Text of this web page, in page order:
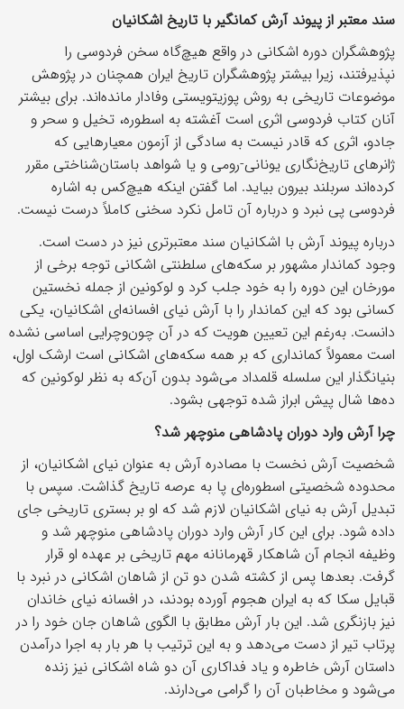
سند معتبر از پیوند آرش کمانگیر با تاریخ اشکانیان
پژوهشگران دوره اشکانی در واقع هیچ‌گاه سخن فردوسی را
نپذیرفتند، زیرا بیشتر پژوهشگران تاریخ ایران همچنان در پژوهش
موضوعات تاریخی به روش پوزیتویستی وفادار مانده‌اند. برای بیشتر
آنان کتاب فردوسی اثری است آغشته به اسطوره، تخیل و سحر و
جادو، اثری که قادر نیست به سادگی از آزمون معیارهایی که
ژانرهای تاریخ‌نگاری یونانی-رومی و یا شواهد باستان‌شناختی مقرر
کرده‌اند سربلند بیرون بیاید. اما گفتن اینکه هیچ‌کس به اشاره
فردوسی پی نبرد و درباره آن تامل نکرد سخنی کاملاً درست نیست.
درباره پیوند آرش با اشکانیان سند معتبرتری نیز در دست است.
وجود کماندار مشهور بر سکه‌های سلطنتی اشکانی توجه برخی از
مورخان این دوره را به خود جلب کرد و لوکونین از جمله نخستین
کسانی بود که این کماندار را با آرش نیای افسانه‌ای اشکانیان، یکی
دانست. به‌رغم این تعیین هویت که در آن چون‌وچرایی اساسی نشده
است معمولاً کمانداری که بر همه سکه‌های اشکانی است ارشک اول،
بنیانگذار این سلسله قلمداد می‌شود بدون آن‌که به نظر لوکونین که
ده‌ها شال پیش ابراز شده توجهی بشود.
چرا آرش وارد دوران پادشاهی منوچهر شد؟
شخصیت آرش نخست با مصادره آرش به عنوان نیای اشکانیان، از
محدوده شخصیتی اسطوره‌ای پا به عرصه تاریخ گذاشت. سپس با
تبدیل آرش به نیای اشکانیان لازم شد که او بر بستری تاریخی جای
داده شود. برای این کار آرش وارد دوران پادشاهی منوچهر شد و
وظیفه انجام آن شاهکار قهرمانانه مهم تاریخی بر عهده او قرار
گرفت. بعدها پس از کشته شدن دو تن از شاهان اشکانی در نبرد با
قبایل سکا که به ایران هجوم آورده بودند، در افسانه نیای خاندان
نیز بازنگری شد. این بار آرش مطابق با الگوی شاهان جان خود را در
پرتاب تیر از دست می‌دهد و به این ترتیب با هر بار به اجرا درآمدن
داستان آرش خاطره و یاد فداکاری آن دو شاه اشکانی نیز زنده
می‌شود و مخاطبان آن را گرامی می‌دارند.